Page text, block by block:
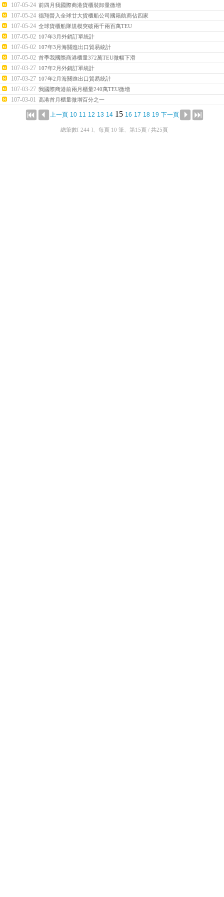
107-05-24 前四月我國際商港貨櫃裝卸量微增
107-05-24 德翔晉入全球廿大貨櫃船公司國籍航商佔四家
107-05-24 全球貨櫃船隊規模突破兩千兩百萬TEU
107-05-02 107年3月外銷訂單統計
107-05-02 107年3月海關進出口貿易統計
107-05-02 首季我國際商港櫃量372萬TEU微幅下滑
107-03-27 107年2月外銷訂單統計
107-03-27 107年2月海關進出口貿易統計
107-03-27 我國際商港前兩月櫃量240萬TEU微增
107-03-01 高港首月櫃量微增百分之一
上一頁 10 11 12 13 14 15 16 17 18 19 下一頁
總筆數[ 244 ]、每頁 10 筆、第15頁 / 共25頁